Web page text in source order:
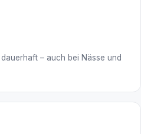
– auch bei Nässe und